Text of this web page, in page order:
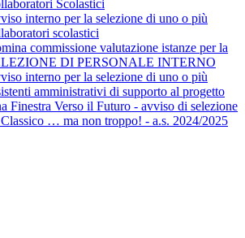
Scolastici
interno per la selezione di uno o più
scolastici
commissione valutazione istanze per la
DI PERSONALE INTERNO
interno per la selezione di uno o più
amministrativi di supporto al progetto
Finestra Verso il Futuro - avviso di selezione
… ma non troppo! - a.s. 2024/2025